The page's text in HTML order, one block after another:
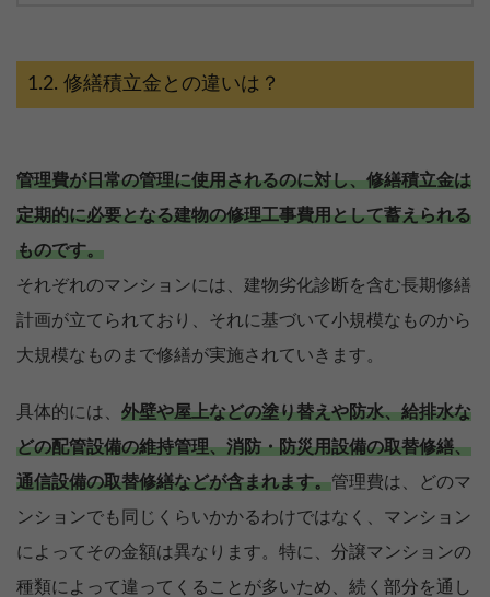
修繕積立金との違いは？
管理費が日常の管理に使用されるのに対し、修繕積立金は
定期的に必要となる建物の修理工事費用として蓄えられる
ものです。
それぞれのマンションには、建物劣化診断を含む長期修繕
計画が立てられており、それに基づいて小規模なものから
大規模なものまで修繕が実施されていきます。
具体的には、 外壁や屋上などの塗り替えや防水、給排水な
どの配管設備の維持管理、消防・防災用設備の取替修繕、
通信設備の取替修繕などが含まれます。管理費は、どのマ
ンションでも同じくらいかかるわけではなく、マンション
によってその金額は異なります。特に、分譲マンションの
種類によって違ってくることが多いため、続く部分を通し